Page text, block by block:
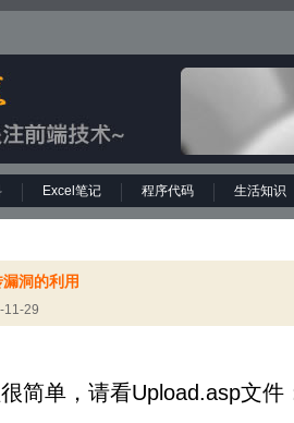
Excel笔记 程序代码 生活知识
洞的利用
11-29
简单，请看Upload.asp文件